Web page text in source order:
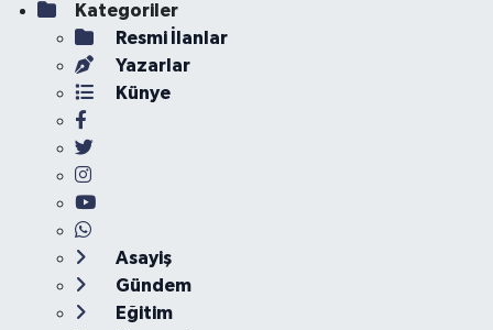
Kategoriler
Resmi İlanlar
Yazarlar
Künye
Asayiş
Gündem
Eğitim